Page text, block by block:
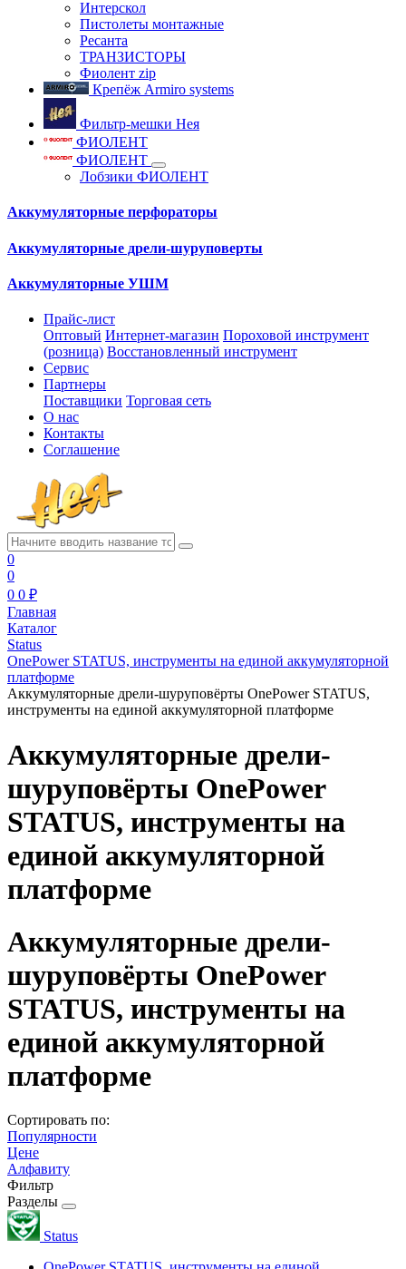
Интерскол
Пистолеты монтажные
Ресанта
ТРАНЗИСТОРЫ
Фиолент zip
Крепёж Armiro systems
Фильтр-мешки Нея
ФИОЛЕНТ
ФИОЛЕНТ
Лобзики ФИОЛЕНТ
Аккумуляторные перфораторы
Аккумуляторные дрели-шуруповерты
Аккумуляторные УШМ
Прайс-лист
Оптовый Интернет-магазин Пороховой инструмент
(розница) Восстановленный инструмент
Сервис
Партнеры
Поставщики Торговая сеть
О нас
Контакты
Соглашение
0
0
0 0 ₽
Главная
Каталог
Status
OnePower STATUS, инструменты на единой аккумуляторной
платформе
Аккумуляторные дрели-шуруповёрты OnePower STATUS,
инструменты на единой аккумуляторной платформе
Аккумуляторные дрели-
шуруповёрты OnePower
STATUS, инструменты на
единой аккумуляторной
платформе
Аккумуляторные дрели-
шуруповёрты OnePower
STATUS, инструменты на
единой аккумуляторной
платформе
Сортировать по:
Популярности
Цене
Алфавиту
Фильтр
Разделы
Status